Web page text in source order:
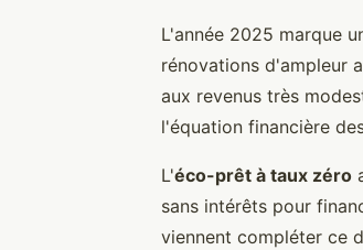
L'année 2025 marque
rénovations d'ampleur
aux revenus très
l'équation financière
L'éco-prêt à taux zéro
sans intérêts pour
viennent compléter ce